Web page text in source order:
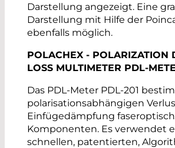
Darstellung angezeigt. Eine
Darstellung mit Hilfe der
ebenfalls möglich.
POLACHEX - POLARIZATION
LOSS MULTIMETER PDL-
Das PDL-Meter PDL-201
polarisationsabhängigen
Einfügedämpfung
Komponenten. Es verwendet
schnellen, patentierten,